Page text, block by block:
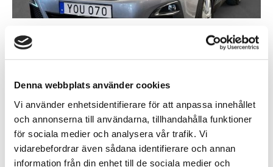
Denna webbplats använder cookies
Vi använder enhetsidentifierare för att anpassa innehållet
och annonserna till användarna, tillhandahålla funktioner
för sociala medier och analysera vår trafik. Vi
vidarebefordrar även sådana identifierare och annan
information från din enhet till de sociala medier och
149.000 kr